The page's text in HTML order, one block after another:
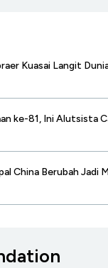
Kuasai Langit
ke-81, Ini Alutsista
China Berubah Jadi